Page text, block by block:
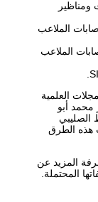
ومناظير
الملاعب
الملاعب
العلمية
محمد أبو
الصليبي
هذه الطرق
المزيد عن
المحتملة.